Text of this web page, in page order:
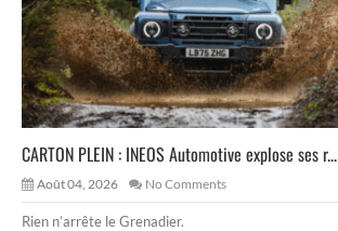
CARTON PLEIN : INEOS Automotive explose ses r...
Août 04, 2026 No Comments
Rien n’arrête le Grenadier.